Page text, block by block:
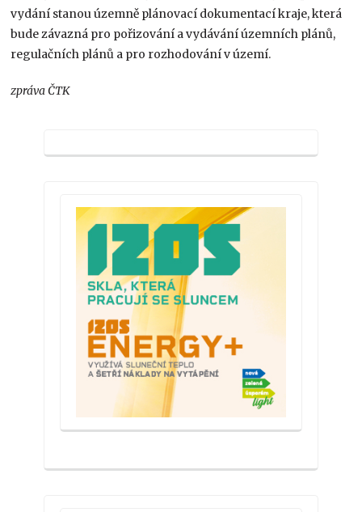
vydání stanou územně plánovací dokumentací kraje, která
bude závazná pro pořizování a vydávání územních plánů,
regulačních plánů a pro rozhodování v území.
zpráva ČTK